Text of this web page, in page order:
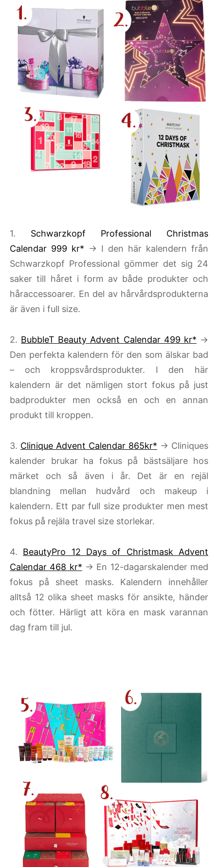
1. Schwarzkopf Professional Christmas
Calendar 999 kr* → I den här kalendern från
Schwarzkopf Professional gömmer det sig 24
saker till håret i form av både produkter och
håraccessoarer. En del av hårvårdsprodukterna
är även i full size.
2. BubbleT Beauty Advent Calendar 499 kr* →
Den perfekta kalendern för den som älskar bad
– och kroppsvårdsprodukter. I den här
kalendern är det nämligen stort fokus på just
badprodukter men också en och en annan
produkt till kroppen.
3. Clinique Advent Calendar 865kr* → Cliniques
kalender brukar ha fokus på bästsäljare hos
märket och så även i år. Det är en rejäl
blandning mellan hudvård och makeup i
kalendern. Ett par full size produkter men mest
fokus på rejäla travel size storlekar.
4. BeautyPro 12 Days of Christmask Advent
Calendar 468 kr* → En 12-dagarskalender med
fokus på sheet masks. Kalendern innehåller
alltså 12 olika sheet masks för ansikte, händer
och fötter. Härligt att köra en mask varannan
dag fram till jul.